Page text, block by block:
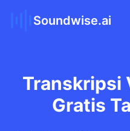
Soundwise.ai
Transkripsi
Gratis